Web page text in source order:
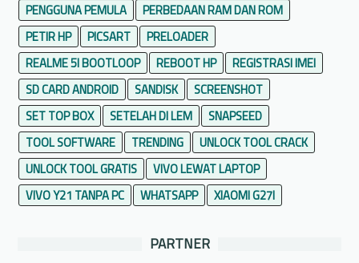
PENGGUNA PEMULA
PERBEDAAN RAM DAN ROM
PETIR HP
PICSART
PRELOADER
REALME 5I BOOTLOOP
REBOOT HP
REGISTRASI IMEI
SD CARD ANDROID
SANDISK
SCREENSHOT
SET TOP BOX
SETELAH DI LEM
SNAPSEED
TOOL SOFTWARE
TRENDING
UNLOCK TOOL CRACK
UNLOCK TOOL GRATIS
VIVO LEWAT LAPTOP
VIVO Y21 TANPA PC
WHATSAPP XIAOMI G27I
PARTNER